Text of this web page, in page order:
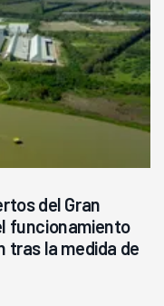
del Gran
funcionamiento
tras la medida de